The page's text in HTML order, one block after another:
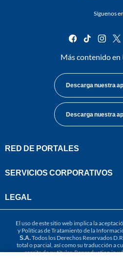
Síguenos
facebook
tiktok
Más contenido en
Descarga nuestra
Descarga nuestra
RED DE PORTALES
SERVICIOS CORPORATIVOS
LEGAL
El uso de este sitio web implica la
y Políticas de Tratamiento de la
S.A.Todos los Derechos Reservados
total o parcial, así como su traducción a
escrita de su titular. Reproduction in